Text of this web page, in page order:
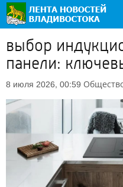
выбор
панели:
8 июля 2026, 00:59